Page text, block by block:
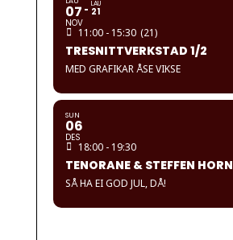
07
NOV
LAU
21
11:00 - 15:30 (21)
TRESNITTVERKSTAD 1/2
MED GRAFIKAR ÅSE VIKSE
SUN
06
DES
18:00 - 19:30
TENORANE & STEFFEN HORN
SÅ HA EI GOD JUL, DÅ!